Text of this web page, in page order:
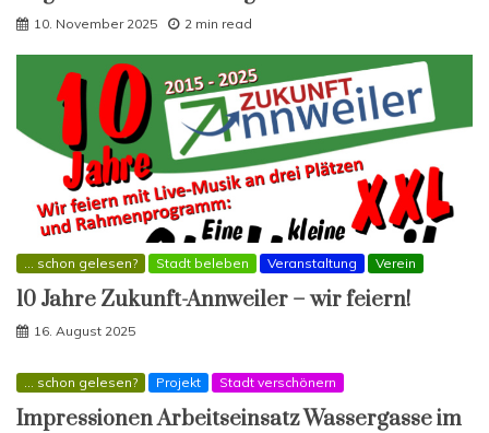
10. November 2025 2 min read
... schon gelesen? Stadt beleben Veranstaltung Verein
10 Jahre Zukunft-Annweiler – wir feiern!
16. August 2025
... schon gelesen? Projekt Stadt verschönern
Impressionen Arbeitseinsatz Wassergasse im